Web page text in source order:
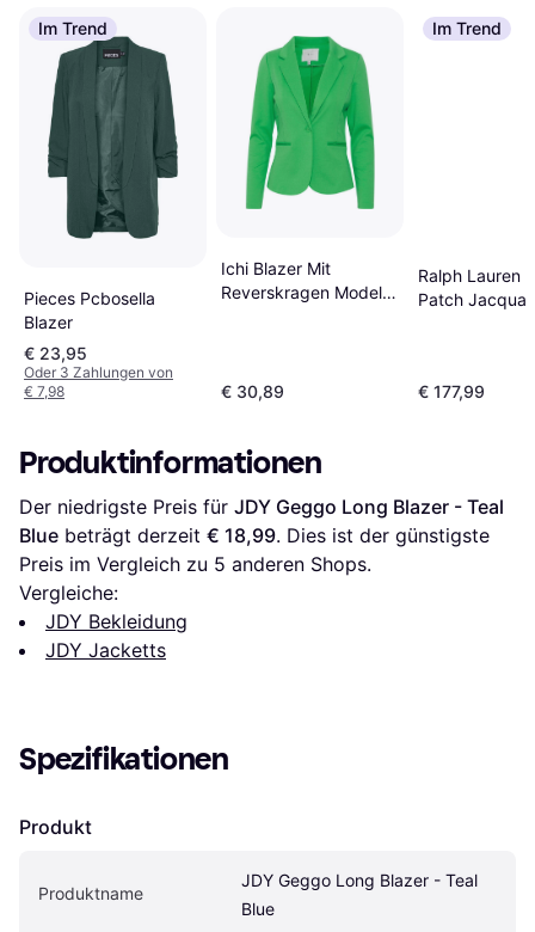
Im Trend
Pieces Pcbosella
Blazer
€ 23,95
Oder 3 Zahlungen von
€ 7,98
Ichi Blazer Mit
Reverskragen Modell -
€ 30,89
Im Trend
Ralph Lauren
Patch
€ 177,99
Produktinformationen
Der niedrigste Preis für JDY Geggo Long Blazer - Teal
Blue beträgt derzeit € 18,99. Dies ist der günstigste
Preis im Vergleich zu 5 anderen Shops.
Vergleiche:
JDY Bekleidung
JDY Jacketts
Spezifikationen
Produkt
Produktname
JDY Geggo Long Blazer - Teal
Blue